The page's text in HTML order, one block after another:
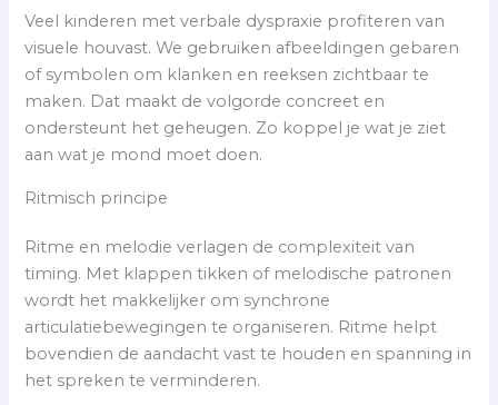
Veel kinderen met verbale dyspraxie profiteren van
visuele houvast. We gebruiken afbeeldingen gebaren
of symbolen om klanken en reeksen zichtbaar te
maken. Dat maakt de volgorde concreet en
ondersteunt het geheugen. Zo koppel je wat je ziet
aan wat je mond moet doen.
Ritmisch principe
Ritme en melodie verlagen de complexiteit van
timing. Met klappen tikken of melodische patronen
wordt het makkelijker om synchrone
articulatiebewegingen te organiseren. Ritme helpt
bovendien de aandacht vast te houden en spanning in
het spreken te verminderen.